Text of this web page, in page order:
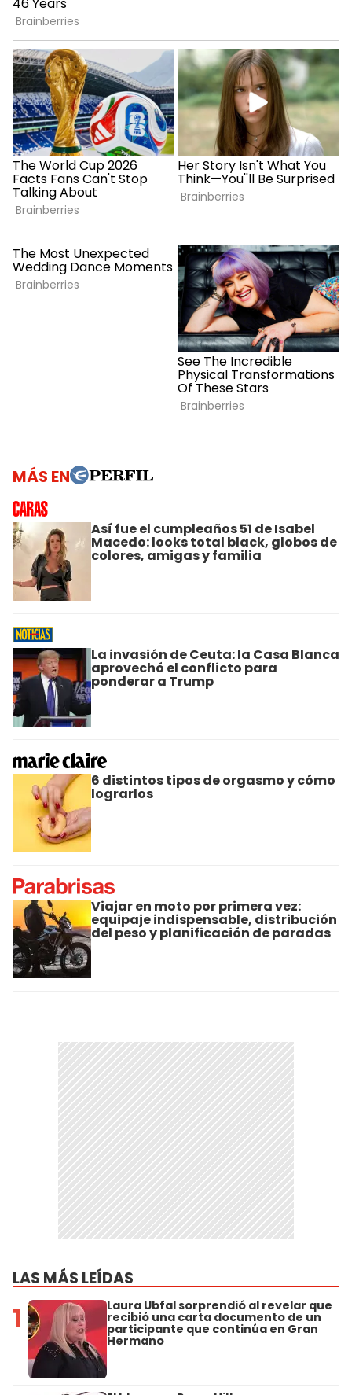
MÁS EN
Así fue el cumpleaños 51 de Isabel
Macedo: looks total black, globos de
colores, amigas y familia
La invasión de Ceuta: la Casa Blanca
aprovechó el conflicto para
ponderar a Trump
6 distintos tipos de orgasmo y cómo
lograrlos
Viajar en moto por primera vez:
equipaje indispensable, distribución
del peso y planificación de paradas
LAS MÁS LEÍDAS
1 Laura Ubfal sorprendió al revelar que
recibió una carta documento de un
participante que continúa en Gran
Hermano